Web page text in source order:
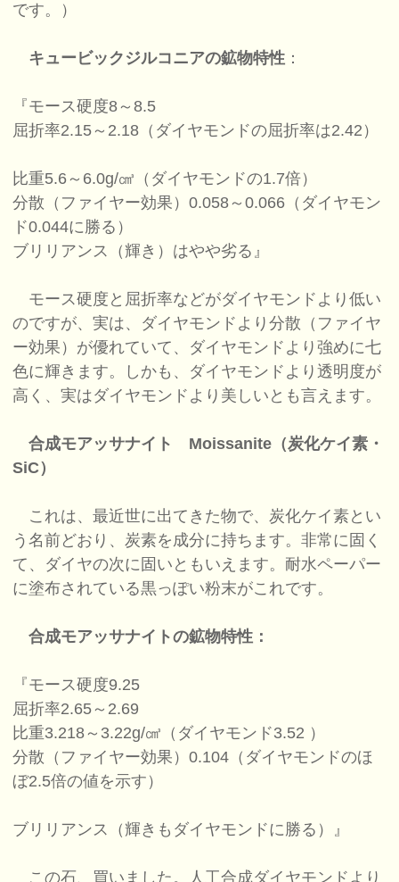
です。）
キュービックジルコニアの鉱物特性 ：
『モース硬度8～8.5
屈折率2.15～2.18（ダイヤモンドの屈折率は2.42）
比重5.6～6.0g/㎤（ダイヤモンドの1.7倍）
分散（ファイヤー効果）0.058～0.066（ダイヤモン
ド0.044に勝る）
ブリリアンス（輝き）はやや劣る』
モース硬度と屈折率などがダイヤモンドより低い
のですが、実は、ダイヤモンドより分散（ファイヤ
ー効果）が優れていて、ダイヤモンドより強めに七
色に輝きます。しかも、ダイヤモンドより透明度が
高く、実はダイヤモンドより美しいとも言えます。
合成モアッサナイト Moissanite（炭化ケイ素・
SiC）
これは、最近世に出てきた物で、炭化ケイ素とい
う名前どおり、炭素を成分に持ちます。非常に固く
て、ダイヤの次に固いともいえます。耐水ペーパー
に塗布されている黒っぽい粉末がこれです。
合成モアッサナイトの鉱物特性：
『モース硬度9.25
屈折率2.65～2.69
比重3.218～3.22g/㎤（ダイヤモンド3.52 ）
分散（ファイヤー効果）0.104（ダイヤモンドのほ
ぼ2.5倍の値を示す）
ブリリアンス（輝きもダイヤモンドに勝る）』
この石、買いました。人工合成ダイヤモンドより